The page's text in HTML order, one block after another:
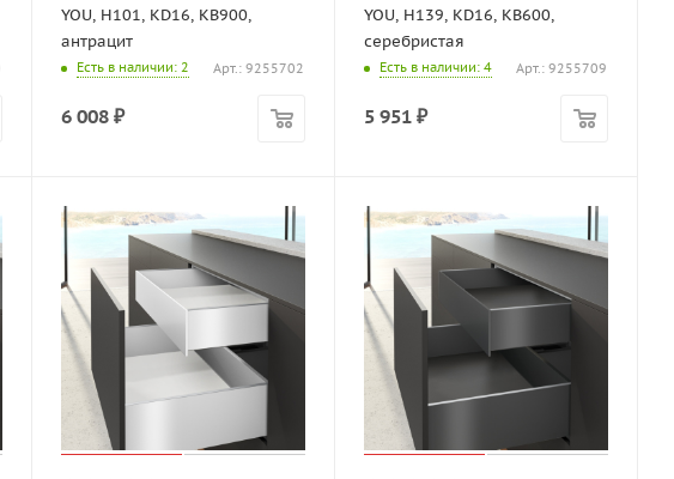
YOU, H101, KD16, KB900,
антрацит
Есть в наличии: 2 Арт.: 9255702
6 008 ₽
YOU, H139, KD16, KB600,
серебристая
Есть в наличии: 4 Арт.: 9255709
5 951 ₽